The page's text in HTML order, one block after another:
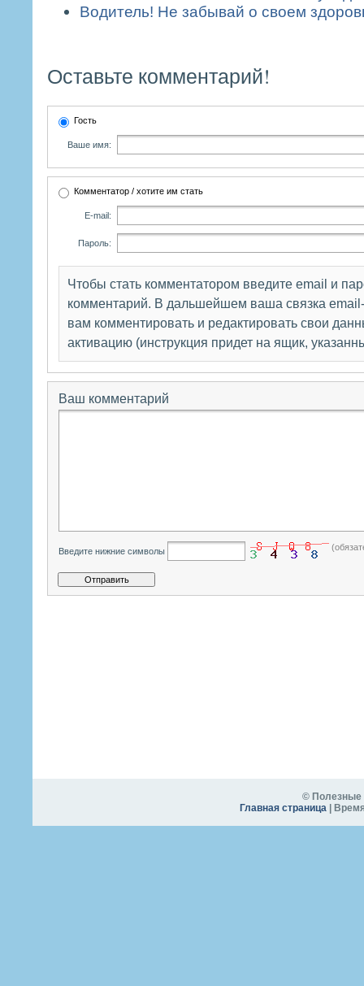
Водитель! Не забывай о своем
Оставьте комментарий!
Гость
Ваше имя:
Комментатор / хотите им стать
E-mail:
Пароль:
Чтобы стать комментатором введите email и
комментарий. В дальшейшем ваша связка
вам комментировать и редактировать свои
активацию (инструкция придет на ящик,
Ваш комментарий
Введите нижние символы
© Полезные
Главная страница|